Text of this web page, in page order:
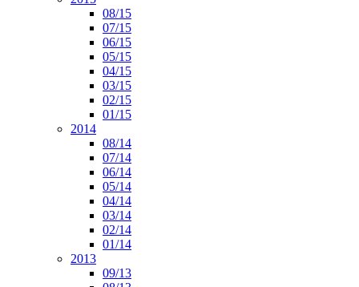
08/15
07/15
06/15
05/15
04/15
03/15
02/15
01/15
2014
08/14
07/14
06/14
05/14
04/14
03/14
02/14
01/14
2013
09/13